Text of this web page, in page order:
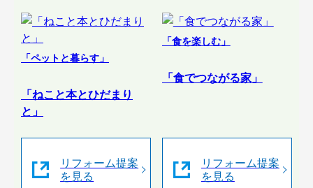
「ペットと暮らす」
「ねこと本とひだまり
と」
リフォーム提案
を見る
「食を楽しむ」
「食でつながる家」
リフォーム提案
を見る